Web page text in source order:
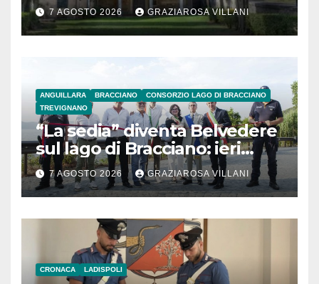
secolo
7 AGOSTO 2026 GRAZIAROSA VILLANI
ANGUILLARA BRACCIANO
CONSORZIO LAGO DI BRACCIANO
TREVIGNANO
“La sedia” diventa Belvedere
sul lago di Bracciano: ieri
l’inaugurazione
7 AGOSTO 2026 GRAZIAROSA VILLANI
CRONACA LADISPOLI